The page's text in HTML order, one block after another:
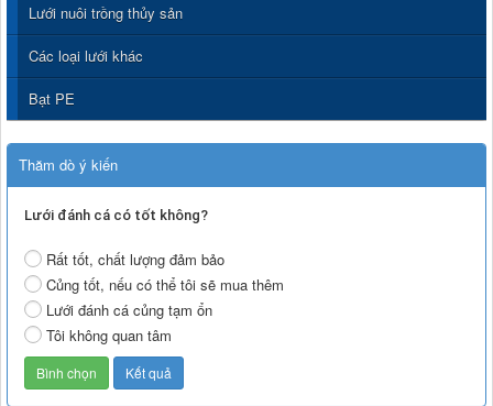
Lưới nuôi trồng thủy sản
Các loại lưới khác
Bạt PE
Thăm dò ý kiến
Lưới đánh cá có tốt không?
Rất tốt, chất lượng đảm bảo
Củng tốt, nếu có thể tôi sẽ mua thêm
Lưới đánh cá củng tạm ổn
Tôi không quan tâm